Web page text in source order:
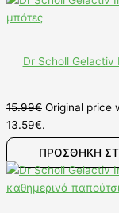
Dr Scholl Gelactiv
15.99€ Original price
13.59€.
ΠΡΟΣΘΉΚΗ